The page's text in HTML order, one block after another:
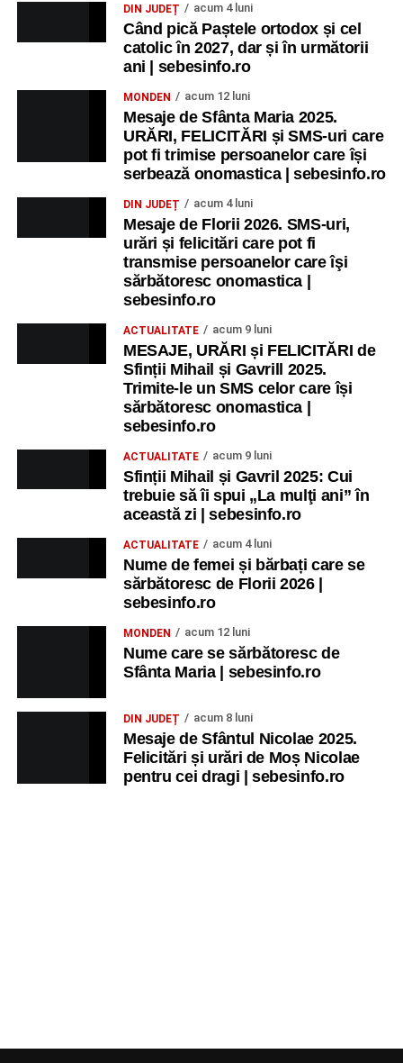
Zilele Municipiului Sebeș 2026: zece zile de
spectacole, filme, sport și evenimente culturale, la
festivalul „Armonii în Sebeș”. Programul complet
Primăria Sebeș a decis să reducă intensitatea
iluminatului public pe timpul nopții, în contextul
apelului la economii al Guvernului Bolojan
Duminică, 23 august 2026, Râpa Roșie găzduiește
cea de-a III-a ediție a concursului „CicloAventurier
de Sebeș”
DIN JUDEȚ acum 4 luni
Când pică Paștele ortodox și cel
catolic în 2027, dar și în următorii
ani | sebesinfo.ro
MONDEN acum 12 luni
Mesaje de Sfânta Maria 2025.
URĂRI, FELICITĂRI și SMS-uri care
pot fi trimise persoanelor care își
serbează onomastica | sebesinfo.ro
DIN JUDEȚ acum 4 luni
Mesaje de Florii 2026. SMS-uri,
urări și felicitări care pot fi
transmise persoanelor care îşi
sărbătoresc onomastica |
sebesinfo.ro
ACTUALITATE acum 9 luni
MESAJE, URĂRI și FELICITĂRI de
Sfinții Mihail și Gavrill 2025.
Trimite-le un SMS celor care își
sărbătoresc onomastica |
sebesinfo.ro
ACTUALITATE acum 9 luni
Sfinții Mihail și Gavril 2025: Cui
trebuie să îi spui „La mulţi ani” în
această zi | sebesinfo.ro
ACTUALITATE acum 4 luni
Nume de femei și bărbați care se
sărbătoresc de Florii 2026 |
sebesinfo.ro
MONDEN acum 12 luni
Nume care se sărbătoresc de
Sfânta Maria | sebesinfo.ro
DIN JUDEȚ acum 8 luni
Mesaje de Sfântul Nicolae 2025.
Felicitări și urări de Moș Nicolae
pentru cei dragi | sebesinfo.ro